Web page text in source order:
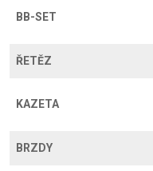
BB-SET
ŘETĚZ
KAZETA
BRZDY